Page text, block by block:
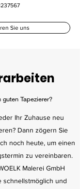
Sie uns
Tapezierer?
Ihr Zuhause neu
Dann zögern Sie
noch heute, um einen
zu vereinbaren.
Malerei GmbH
schnellstmöglich und